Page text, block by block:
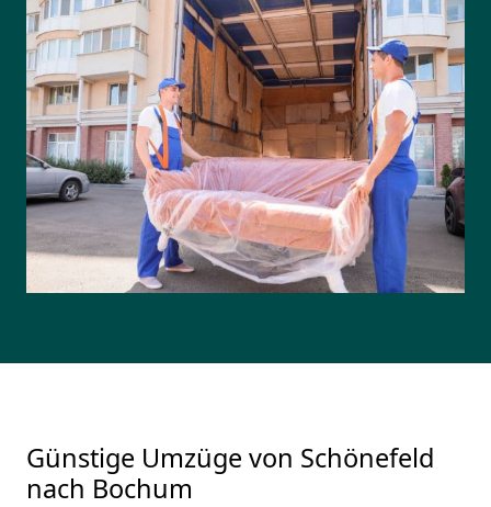
Günstige Umzüge von Schönefeld
nach Bochum